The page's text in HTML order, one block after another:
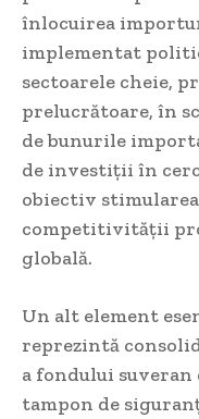
înlocuirea
implementat
sectoarele cheie,
prelucrătoare, în
de bunurile
de investiții în
obiectiv
competitivității
globală.
Un alt element
reprezintă
a fondului
tampon de